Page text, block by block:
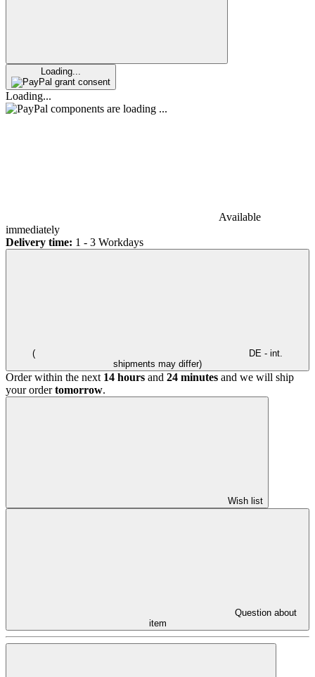
Loading...
grant consent
Loading...
components are loading ...
Available
immediately
Delivery time: 1 - 3 Workdays
(
DE - int.
shipments may differ)
Order within the next 14 hours and 24 minutes and we will ship
your ordertomorrow.
Wish list
Question about
item